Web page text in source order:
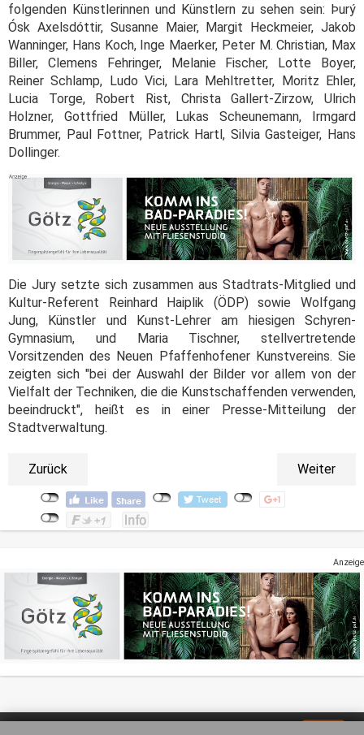
folgenden Künstlerinnen und Künstlern zu sehen sein: Ϸurý
Ósk Axelsdóttir, Susanne Maier, Margit Heckmeier, Jakob
Wanninger, Hans Koch, Inge Maerker, Peter M. Christian, Max
Biller, Clemens Fehringer, Melanie Fischer, Lotte Boyer,
Reiner Schlamp, Ludo Vici, Lara Mehltretter, Moritz Ehler,
Lucia Torge, Robert Rist, Christa Gallert-Zirzow, Ulrich
Holzner, Gottfried Müller, Lukas Scheunemann, Irmgard
Brummer, Paul Fottner, Patrick Hartl, Silvia Gasteiger, Hans
Dollinger.
Die Jury setzte sich zusammen aus Stadtrats-Mitglied und
Kultur-Referent Reinhard Haiplik (ÖDP) sowie Wolfgang
Jung, Künstler und Kunst-Lehrer am hiesigen Schyren-
Gymnasium, und Maria Tischner, stellvertretende
Vorsitzenden des Neuen Pfaffenhofener Kunstvereins. Sie
zeigten sich "bei der Auswahl der Bilder vor allem von der
Vielfalt der Techniken, die die Kunstschaffenden verwenden,
beeindruckt", heißt es in einer Presse-Mitteilung der
Stadtverwaltung.
Zurück Weiter
Anzeige